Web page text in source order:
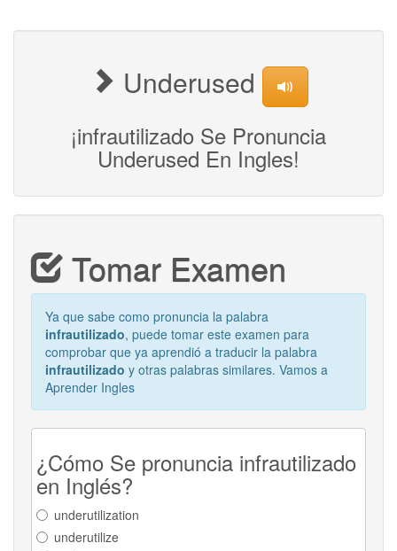
Underused
¡infrautilizado Se Pronuncia
Underused En Ingles!
Tomar Examen
Ya que sabe como pronuncia la palabra
infrautilizado, puede tomar este examen para
comprobar que ya aprendió a traducir la palabra
infrautilizado y otras palabras similares. Vamos a
Aprender Ingles
¿Cómo Se pronuncia infrautilizado
en Inglés?
underutilization
underutilize